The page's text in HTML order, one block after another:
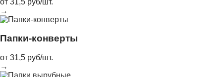
→
Папки-конверты
от 31,5 руб/шт.
→